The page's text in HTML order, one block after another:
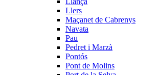
Llers
Maçanet de Cabrenys
Navata
Pau
Pedret i Marzà
Pontós
Pont de Molins